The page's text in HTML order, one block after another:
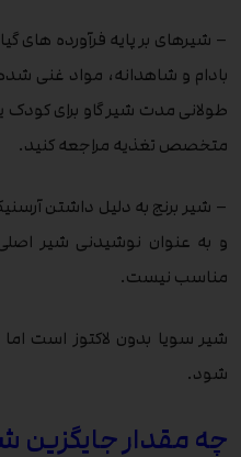
– شیرهای بر پایه فرآورده های
بادام و شاهدانه، مواد غنی
طولانی مدت شیر گاو برای کودک
متخصص تغذیه مراجعه کنید.
– شیر برنج به دلیل داشتن
و به عنوان نوشیدنی شیر
مناسب نیست.
شود.
چه مقدار جایگزین